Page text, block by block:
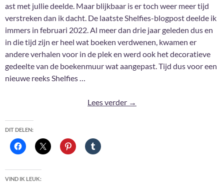
ast met jullie deelde. Maar blijkbaar is er toch weer meer tijd
verstreken dan ik dacht. De laatste Shelfies-blogpost deelde ik
immers in februari 2022. Al meer dan drie jaar geleden dus en
in die tijd zijn er heel wat boeken verdwenen, kwamen er
andere verhalen voor in de plek en werd ook het decoratieve
gedeelte van de boekenmuur wat aangepast. Tijd dus voor een
nieuwe reeks Shelfies …
Lees verder Shelfies 2026: 6
→
DIT DELEN:
VIND IK LEUK: